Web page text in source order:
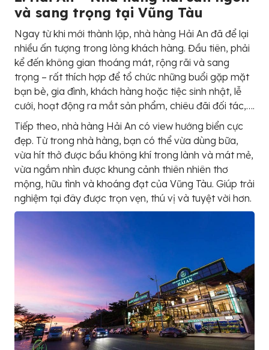
và sang trọng tại Vũng Tàu
Ngay từ khi mới thành lập, nhà hàng Hải An đã để lại
nhiều ấn tượng trong lòng khách hàng. Đầu tiên, phải
kể đến không gian thoáng mát, rộng rãi và sang
trọng – rất thích hợp để tổ chức những buổi gặp mặt
bạn bè, gia đình, khách hàng hoặc tiệc sinh nhật, lễ
cưới, hoạt động ra mắt sản phẩm, chiêu đãi đối tác,….
Tiếp theo, nhà hàng Hải An có view hướng biển cực
đẹp. Từ trong nhà hàng, bạn có thể vừa dùng bữa,
vừa hít thở được bầu không khí trong lành và mát mẻ,
vừa ngắm nhìn được khung cảnh thiên nhiên thơ
mộng, hữu tình và khoáng đạt của Vũng Tàu. Giúp trải
nghiệm tại đây được trọn vẹn, thú vị và tuyệt vời hơn.